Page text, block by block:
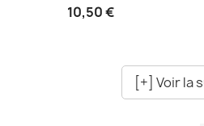
10,50 €
[+] Voir la